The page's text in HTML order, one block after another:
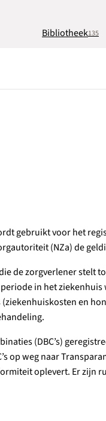
Bibliotheek135
gebruikt voor het
(NZa) de
de zorgverlener stelt
in het
en
(DBC’s)
op weg naar
oplevert. Er zijn